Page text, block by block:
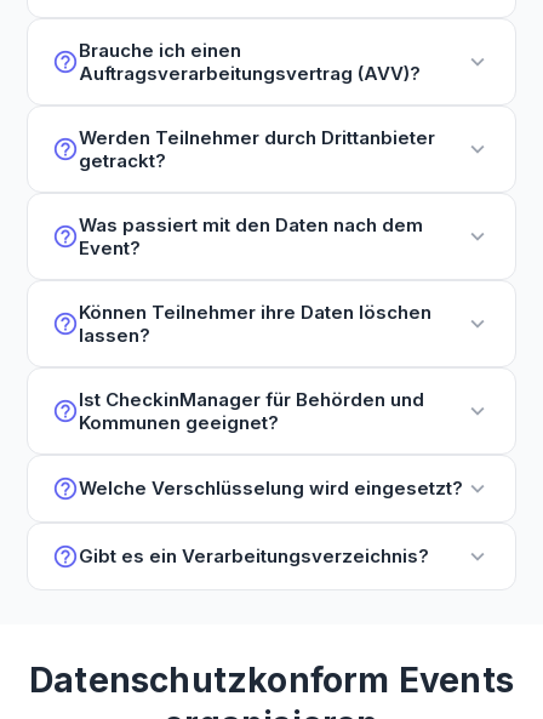
help_outlineBrauche ich einen
Auftragsverarbeitungsvertrag (AVV)?
expand_more
help_outlineWerden Teilnehmer durch Drittanbieter
getrackt?
expand_more
help_outlineWas passiert mit den Daten nach dem
Event?
expand_more
help_outlineKönnen Teilnehmer ihre Daten löschen
lassen?
expand_more
help_outlineIst CheckinManager für Behörden und
Kommunen geeignet?
expand_more
help_outlineWelche Verschlüsselung wird eingesetzt? expand_more
help_outlineGibt es ein Verarbeitungsverzeichnis? expand_more
Datenschutzkonform Events